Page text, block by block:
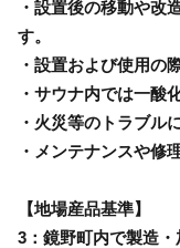
・設置後の移動や改
す。
・設置および使用の
・サウナ内では一酸
・火災等のトラブル
・メンテナンスや修
【地場産品基準】
3：鏡野町内で製造